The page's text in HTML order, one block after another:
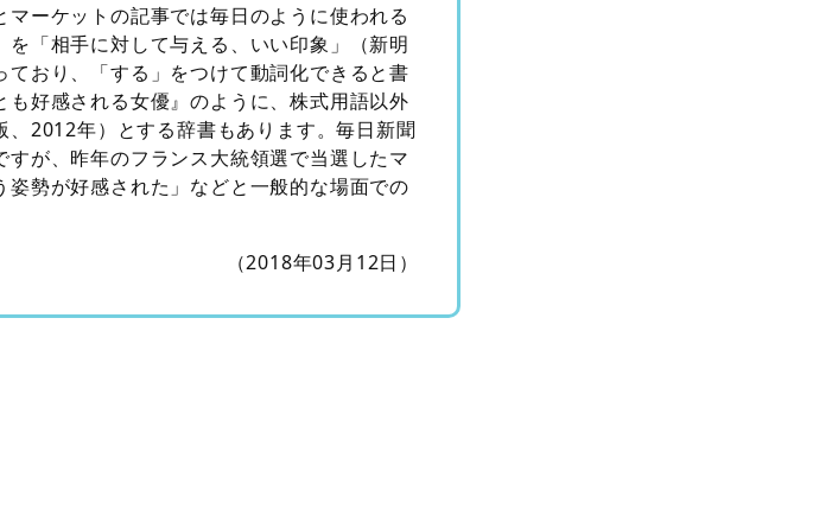
マーケットの記事では毎日のように使われる
を「相手に対して与える、いい印象」（新明
おり、「する」をつけて動詞化できると書
好感される女優』のように、株式用語以外
2012年）とする辞書もあります。毎日新聞
が、昨年のフランス大統領選で当選したマ
勢が好感された」などと一般的な場面での
（2018年03月12日）